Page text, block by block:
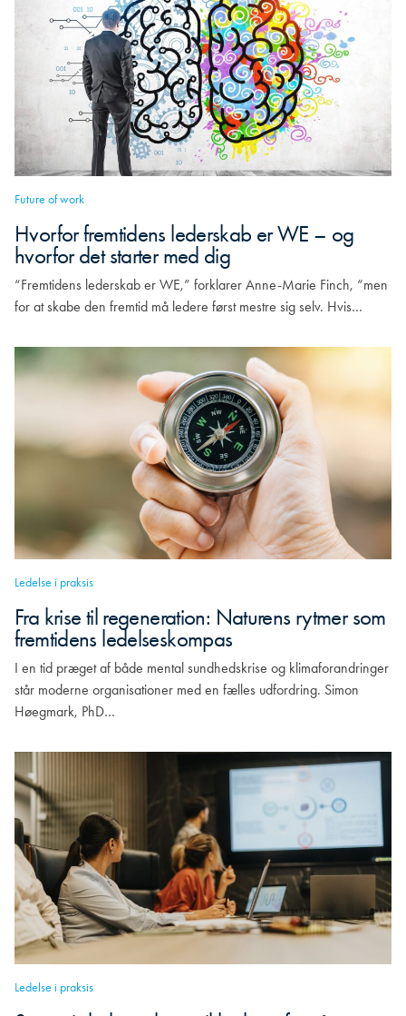
Future of work
Hvorfor fremtidens lederskab er WE – og
hvorfor det starter med dig
“Fremtidens lederskab er WE,” forklarer Anne-Marie Finch, “men
for at skabe den fremtid må ledere først mestre sig selv. Hvis…
Ledelse i praksis
Fra krise til regeneration: Naturens rytmer som
fremtidens ledelseskompas
I en tid præget af både mental sundhedskrise og klimaforandringer
står moderne organisationer med en fælles udfordring. Simon
Høegmark, PhD…
Ledelse i praksis